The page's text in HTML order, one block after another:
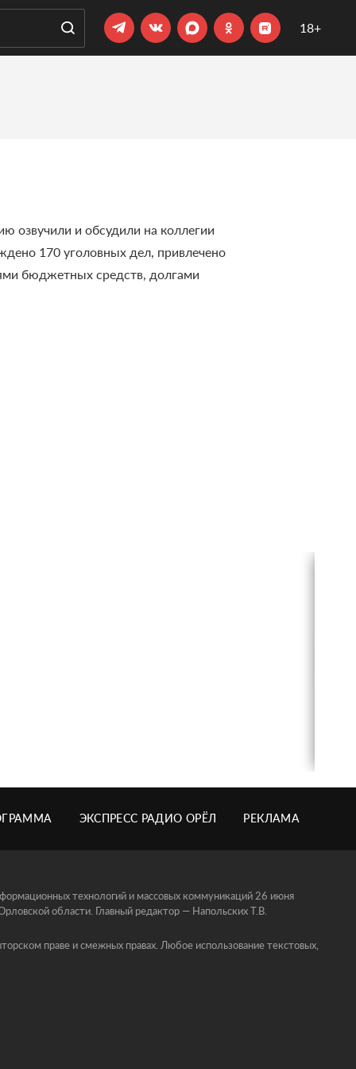
18+
озвучили и обсудили на коллегии
170 уголовных дел, привлечено
бюджетных средств, долгами
ЭКСПРЕСС РАДИО ОРЁЛ РЕКЛАМА
технологий и массовых коммуникаций 26 июня
области. Главный редактор — Напольских Т.В.
праве и смежных правах. Любое использование текстовых,